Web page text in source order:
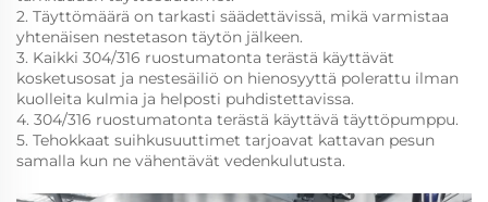
2. Täyttömäärä on tarkasti säädettävissä, mikä varmistaa
yhtenäisen nestetason täytön jälkeen.
3. Kaikki 304/316 ruostumatonta terästä käyttävät
kosketusosat ja nestesäiliö on hienosyyttä polerattu ilman
kuolleita kulmia ja helposti puhdistettavissa.
4. 304/316 ruostumatonta terästä käyttävä täyttöpumppu.
5. Tehokkaat suihkusuuttimet tarjoavat kattavan pesun
samalla kun ne vähentävät vedenkulutusta.